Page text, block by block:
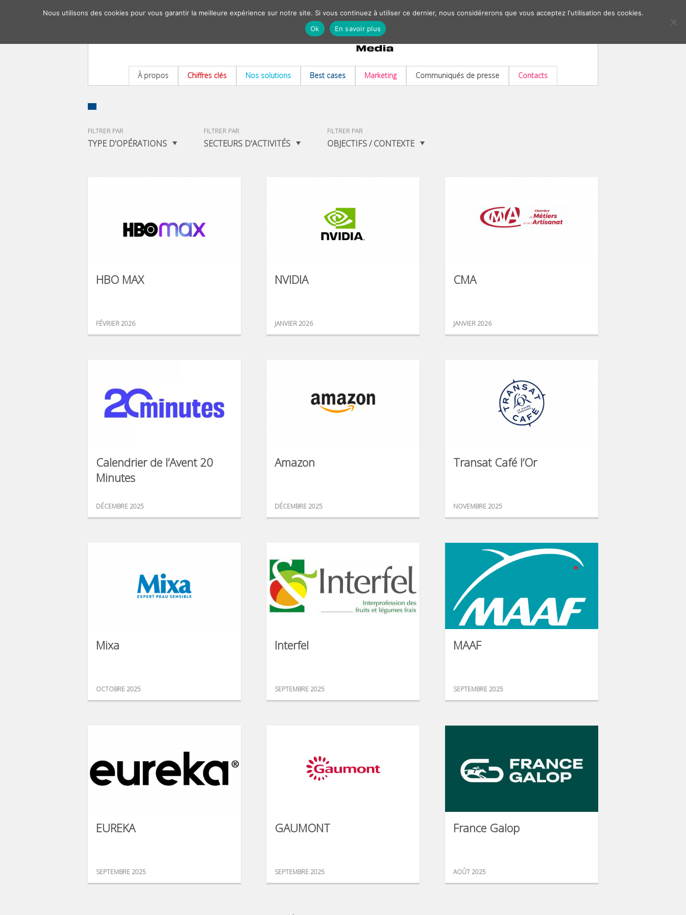
À propos Chiffres clés Nos solutions Best cases Marketing Communiqués de presse Contacts
FILTRER PAR
TYPE D'OPÉRATIONS
FILTRER PAR
SECTEURS D'ACTIVITÉS
FILTRER PAR
OBJECTIFS / CONTEXTE
HBO MAX
FÉVRIER 2026
NVIDIA
JANVIER 2026
CMA
JANVIER 2026
Calendrier de l’Avent 20
Minutes
DÉCEMBRE 2025
Amazon
DÉCEMBRE 2025
Transat Café l’Or
NOVEMBRE 2025
Mixa
OCTOBRE 2025
Interfel
SEPTEMBRE 2025
MAAF
SEPTEMBRE 2025
EUREKA
SEPTEMBRE 2025
GAUMONT
SEPTEMBRE 2025
France Galop
AOÛT 2025
Nous utilisons des cookies pour vous garantir la meilleure expérience sur notre site. Si vous continuez à utiliser ce dernier, nous considérerons que vous acceptez l'utilisation des cookies.
Ok
En savoir plus